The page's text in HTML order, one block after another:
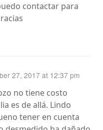
contactar para
27, 2017 at 12:37 pm
no tiene costo
es de allá. Lindo
tener en cuenta